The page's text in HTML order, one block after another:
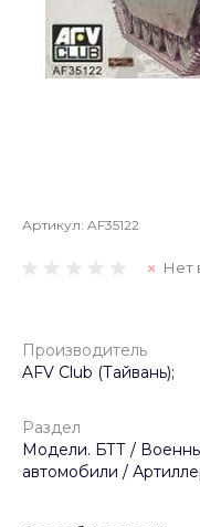
Артикул: AF35122
Нет
Производитель
AFV Club (Тайвань);
Раздел
Модели. БТТ /
автомобили /